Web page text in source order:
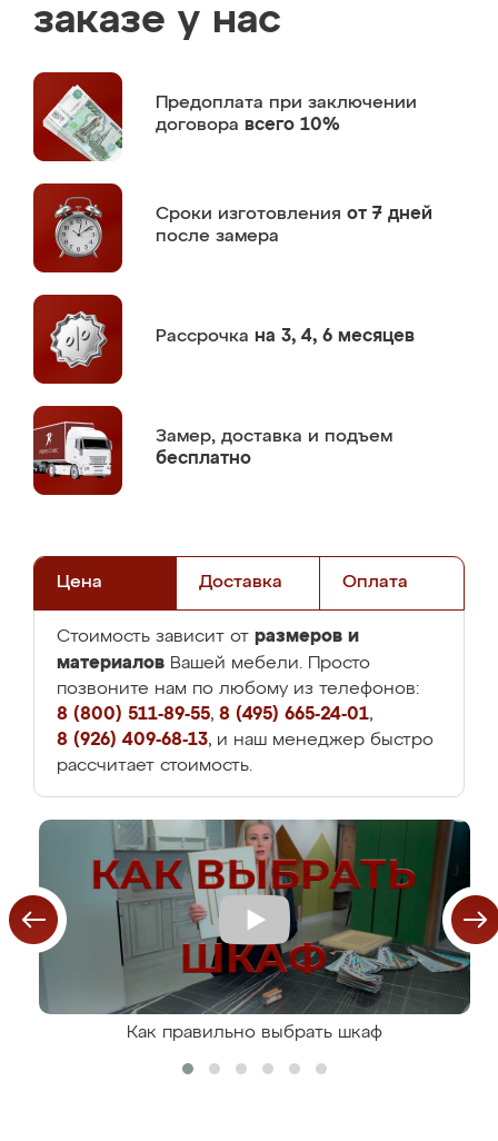
заказе у нас
Предоплата при заключении
договора всего 10%
Сроки изготовления от 7 дней
после замера
Рассрочка на 3, 4, 6 месяцев
Замер, доставка и подъем
бесплатно
Цена Доставка Оплата
Стоимость зависит от размеров и
материалов Вашей мебели. Просто
позвоните нам по любому из телефонов:
8 (800) 511-89-55, 8 (495) 665-24-01,
8 (926) 409-68-13, и наш менеджер быстро
рассчитает стоимость.
Как правильно выбрать шкаф